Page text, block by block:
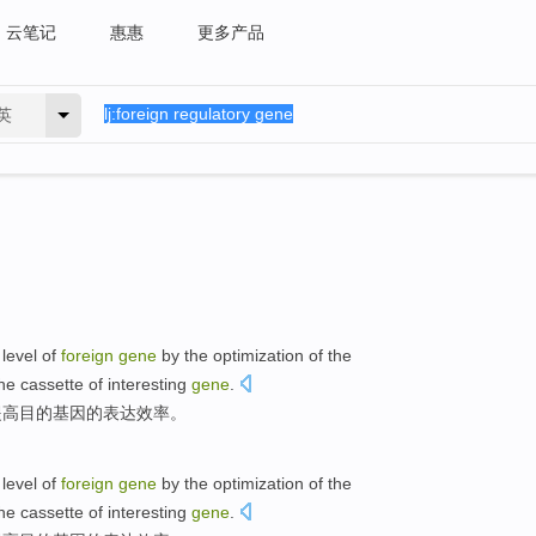
云笔记 惠惠 更多产品
level of foreign gene by the optimization of the
cassette of interesting gene
目的基因的表达效率。
level of foreign gene by the optimization of the
cassette of interesting gene